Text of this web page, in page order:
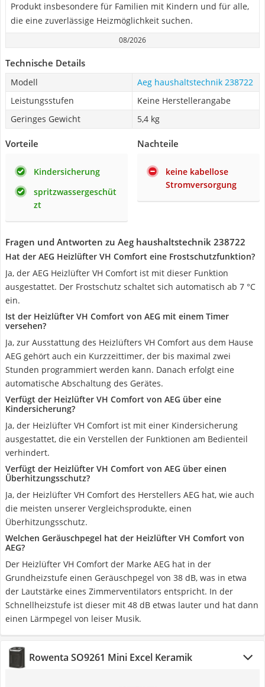
Produkt insbesondere für Familien mit Kindern und für alle,
die eine zuverlässige Heizmöglichkeit suchen.
08/2026
Technische Details
Modell
Aeg haushaltstechnik 238722
Leistungsstufen
Keine Herstellerangabe
Geringes Gewicht
5,4 kg
Vorteile
Kindersicherung
spritzwassergeschüt
zt
Nachteile
keine kabellose
Stromversorgung
Fragen und Antworten zu Aeg haushaltstechnik 238722
Hat der AEG Heizlüfter VH Comfort eine Frostschutzfunktion?
Ja, der AEG Heizlüfter VH Comfort ist mit dieser Funktion
ausgestattet. Der Frostschutz schaltet sich automatisch ab 7 °C
ein.
Ist der Heizlüfter VH Comfort von AEG mit einem Timer
versehen?
Ja, zur Ausstattung des Heizlüfters VH Comfort aus dem Hause
AEG gehört auch ein Kurzzeittimer, der bis maximal zwei
Stunden programmiert werden kann. Danach erfolgt eine
automatische Abschaltung des Gerätes.
Verfügt der Heizlüfter VH Comfort von AEG über eine
Kindersicherung?
Ja, der Heizlüfter VH Comfort ist mit einer Kindersicherung
ausgestattet, die ein Verstellen der Funktionen am Bedienteil
verhindert.
Verfügt der Heizlüfter VH Comfort von AEG über einen
Überhitzungsschutz?
Ja, der Heizlüfter VH Comfort des Herstellers AEG hat, wie auch
die meisten unserer Vergleichsprodukte, einen
Überhitzungsschutz.
Welchen Geräuschpegel hat der Heizlüfter VH Comfort von
AEG?
Der Heizlüfter VH Comfort der Marke AEG hat in der
Grundheizstufe einen Geräuschpegel von 38 dB, was in etwa
der Lautstärke eines Zimmerventilators entspricht. In der
Schnellheizstufe ist dieser mit 48 dB etwas lauter und hat dann
einen Lärmpegel von leiser Musik.
Rowenta SO9261 Mini Excel Keramik